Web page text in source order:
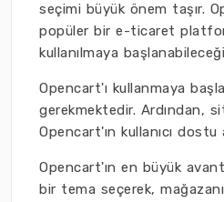
seçimi büyük önem taşır.
popüler bir e-ticaret
kullanılmaya
Opencart'ı kullanmaya
gerekmektedir. Ardından,
Opencart'ın kullanıcı
Opencart'ın en büyük
bir tema seçerek,